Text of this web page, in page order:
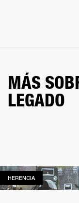
MÁS
LEGADO
HERENCIAHERENCIA